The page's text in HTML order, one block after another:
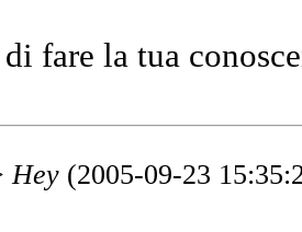
fare la tua
Hey (2005-09-23